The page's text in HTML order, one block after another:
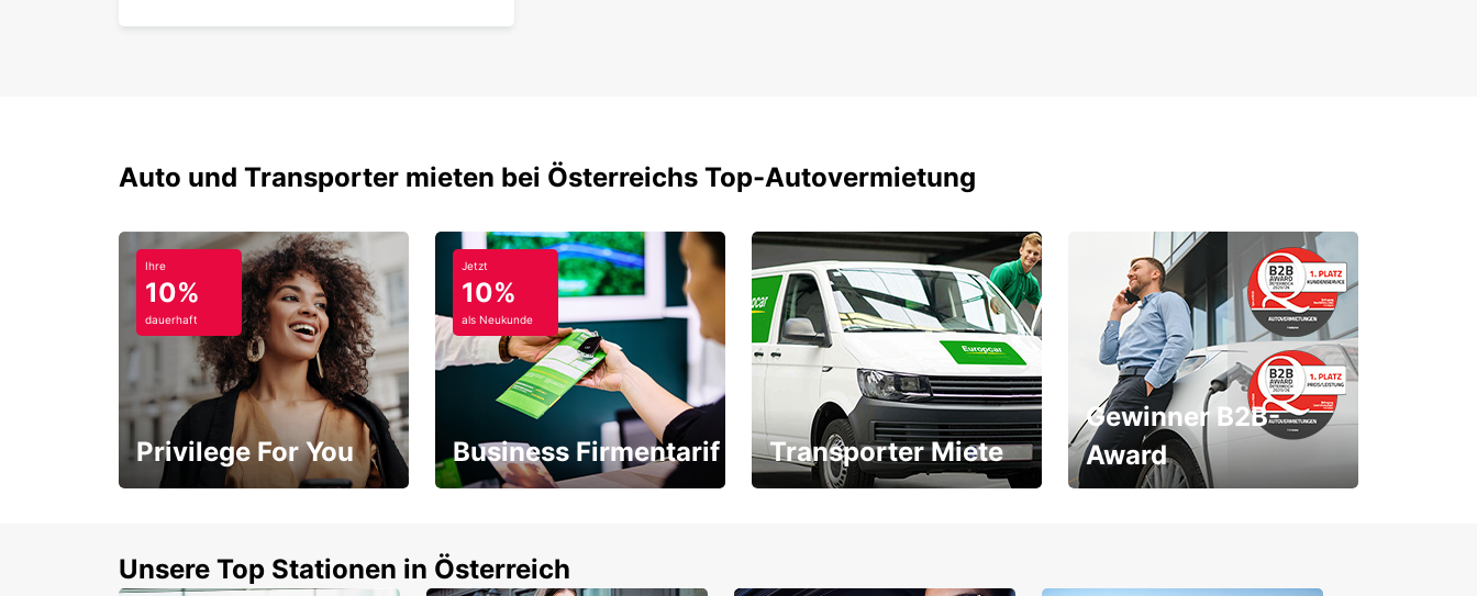
Auto und Transporter mieten bei Österreichs Top-Autovermietung
Ihre
10%
dauerhaft
Privilege For You
Jetzt
10%
als Neukunde
Business Firmentarif Transporter Miete
Gewinner B2B-
Award
Unsere Top Stationen in Österreich